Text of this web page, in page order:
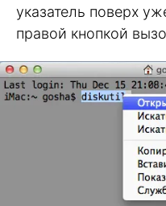
указатель поверх
правой кнопкой